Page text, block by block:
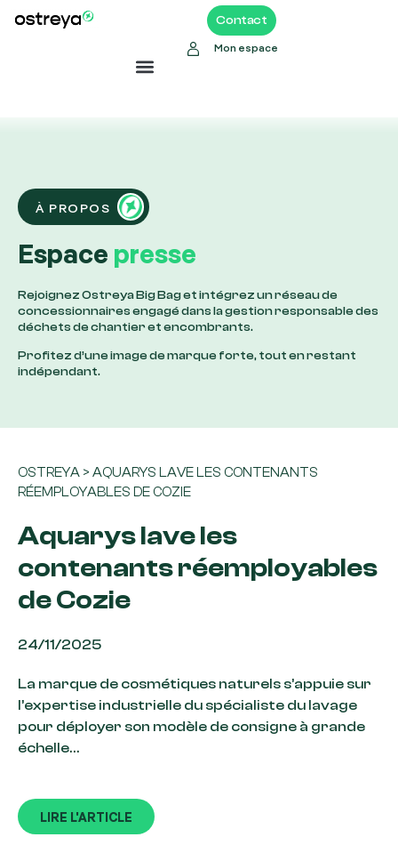
Contact
Mon espace
À PROPOS
Espace presse
Rejoignez Ostreya Big Bag et intégrez un réseau de
concessionnaires engagé dans la gestion responsable des
déchets de chantier et encombrants.
Profitez d’une image de marque forte, tout en restant
indépendant.
OSTREYA > AQUARYS LAVE LES CONTENANTS
RÉEMPLOYABLES DE COZIE
Aquarys lave les
contenants réemployables
de Cozie
24/11/2025
La marque de cosmétiques naturels s’appuie sur
l’expertise industrielle du spécialiste du lavage
pour déployer son modèle de consigne à grande
échelle…
LIRE L'ARTICLE